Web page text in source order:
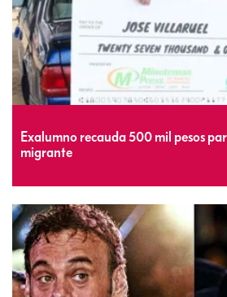
Exalumno recauda 500 mil pesos
migrante